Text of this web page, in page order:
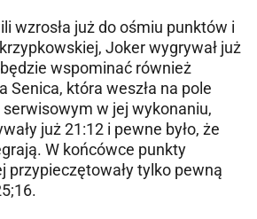
wzrosła już do ośmiu punktów i
Joker wygrywał już
wspominać również
Senica, która weszła na pole
w jej wykonaniu,
już 21:12 i pewne było, że
W końcówce punkty
przypieczętowały tylko pewną